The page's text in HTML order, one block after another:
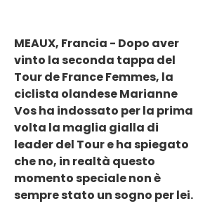
MEAUX, Francia - Dopo aver
vinto la seconda tappa del
Tour de France Femmes, la
ciclista olandese Marianne
Vos ha indossato per la prima
volta la maglia gialla di
leader del Tour e ha spiegato
che no, in realtà questo
momento speciale non è
sempre stato un sogno per lei.